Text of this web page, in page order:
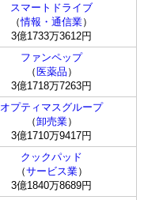
スマートドライブ
（情報・通信業）
3億1733万3612円
ファンペップ
（ 医薬品 ）
3億1718万7263円
オプティマスグループ
（卸売業）
3億1710万9417円
クックパッド
（サービス業）
3億1840万8689円